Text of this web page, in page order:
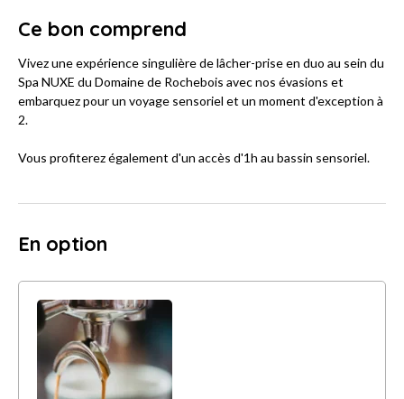
Ce bon comprend
Vivez une expérience singulière de lâcher-prise en duo au sein du
Spa NUXE du Domaine de Rochebois avec nos évasions et
embarquez pour un voyage sensoriel et un moment d'exception à
2.
Vous profiterez également d'un accès d'1h au bassin sensoriel.
En option